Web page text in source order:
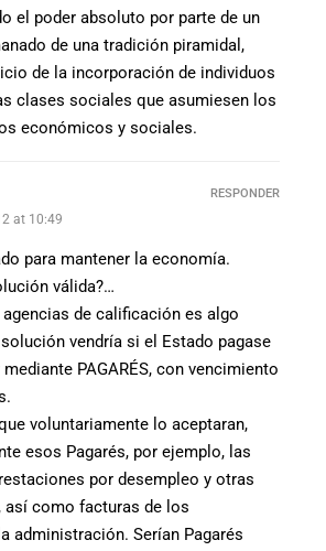
el poder absoluto por parte de un
de una tradición piramidal,
de la incorporación de individuos
clases sociales que asumiesen los
económicos y sociales.
at 10:49
para mantener la economía.
válida?…
de calificación es algo
vendría si el Estado pagase
PAGARÉS, con vencimiento
voluntariamente lo aceptaran,
esos Pagarés, por ejemplo, las
por desempleo y otras
así como facturas de los
administración. Serían Pagarés
RESPONDER